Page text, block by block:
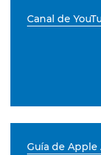
Canal de
Guía de